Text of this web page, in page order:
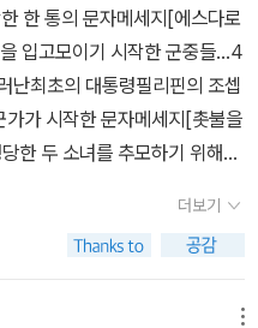
을 시도했던 사람들의 이야기
)당시에는 비난과 야유 등을 받
람들의 이야기가 시즌1에 비해
준 데이빗 소로우, 음악을 통해
로운 음악가 찰스 아이브스,
가故 권정생씨까지.용기를 많
으로 내 길을 만들려고 있는 나
리지 않게 해 주고, 끊임없이 의
분들의 삶 역시 당시 사람들
세 번이나 반복했다. 불이 붙은
가누며 짐승같은 목소리로
수하라!” “노동시간을 단축하
전태일 동상에 새겨진 글이
사랑을 위해 이곳 평화시장으
켰다. 그가 죽은 것이 아니다.
린 것이다.” 우리 모두는 일정
한 통의 문자메세지[에스다로
입고모이기 시작한 군중들…4
최초의 대통령필리핀의 조셉
가 시작한 문자메세지[촛불을
한 두 소녀를 추모하기 위해자
더보기